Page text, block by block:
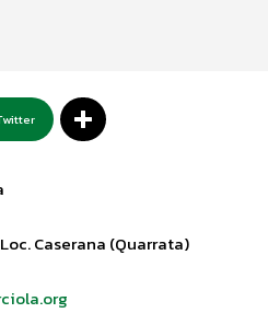
Caserana (Quarrata)